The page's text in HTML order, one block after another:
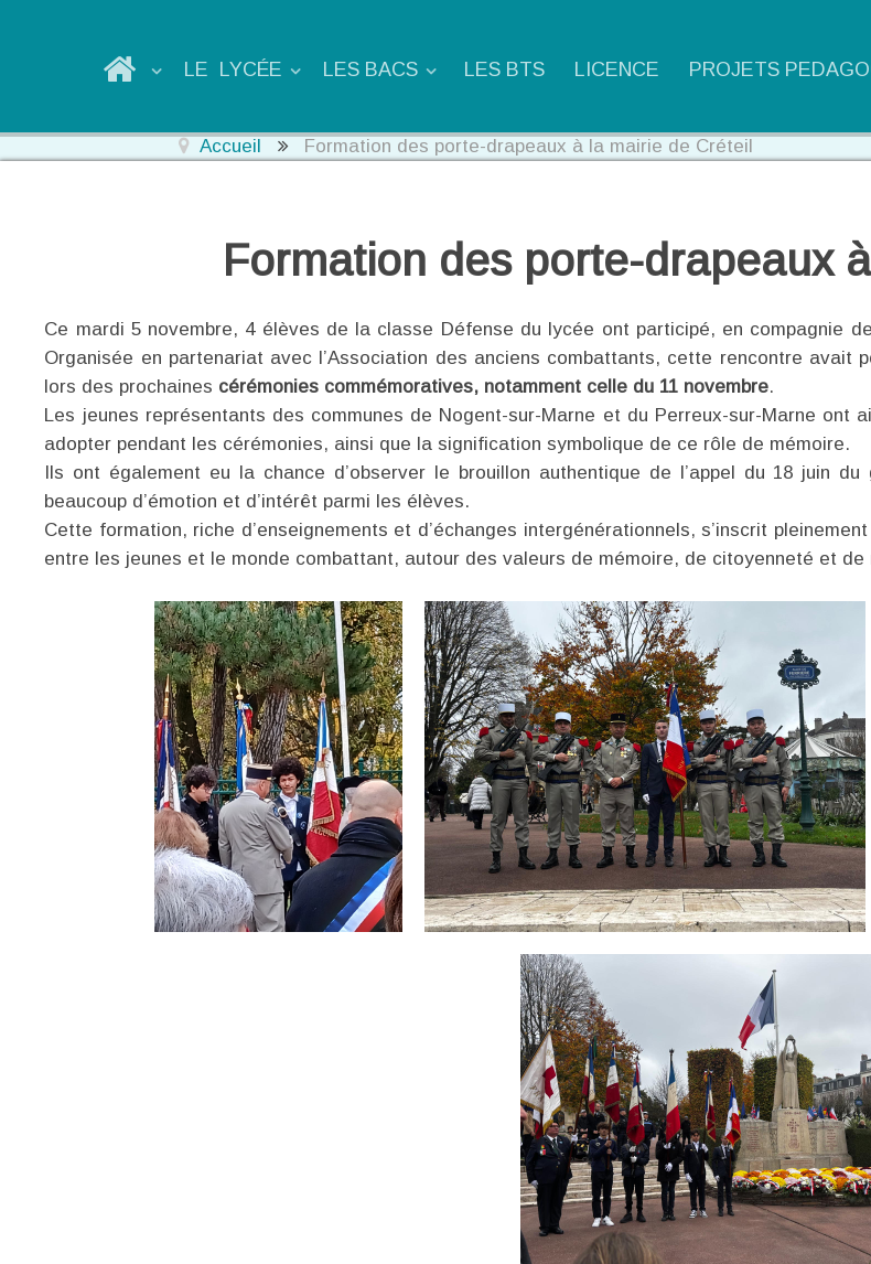
LE LYCÉE LES BACS LES BTS LICENCE PROJETS
Accueil Formation des porte-drapeaux à la mairie de Créteil
Formation des porte-drapeaux
Ce mardi 5 novembre, 4 élèves de la classe Défense du lycée ont participé, en compagnie
Organisée en partenariat avec l’Association des anciens combattants, cette rencontre
lors des prochaines cérémonies commémoratives, notamment celle du 11 novembre.
Les jeunes représentants des communes de Nogent-sur-Marne et du Perreux-sur-Marne
adopter pendant les cérémonies, ainsi que la signification symbolique de ce rôle de mémoire.
Ils ont également eu la chance d’observer le brouillon authentique de l’appel du 18 juin
beaucoup d’émotion et d’intérêt parmi les élèves.
Cette formation, riche d’enseignements et d’échanges intergénérationnels, s’inscrit
entre les jeunes et le monde combattant, autour des valeurs de mémoire, de citoyenneté et de